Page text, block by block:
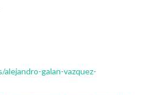
galan-vazquez-